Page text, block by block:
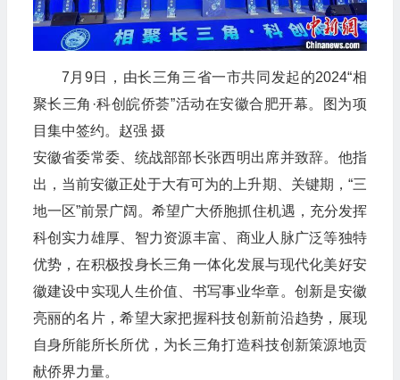
7月9日，由长三角三省一市共同发起的2024“相
聚长三角·科创皖侨荟”活动在安徽合肥开幕。图为项
目集中签约。赵强 摄
安徽省委常委、统战部部长张西明出席并致辞。他指
出，当前安徽正处于大有可为的上升期、关键期，“三
地一区”前景广阔。希望广大侨胞抓住机遇，充分发挥
科创实力雄厚、智力资源丰富、商业人脉广泛等独特
优势，在积极投身长三角一体化发展与现代化美好安
徽建设中实现人生价值、书写事业华章。创新是安徽
亮丽的名片，希望大家把握科技创新前沿趋势，展现
自身所能所长所优，为长三角打造科技创新策源地贡
献侨界力量。